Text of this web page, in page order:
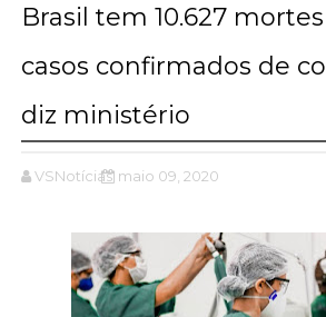
Brasil tem 10.627 mortes
casos confirmados de
diz ministério
VSNotícias maio 09, 2020